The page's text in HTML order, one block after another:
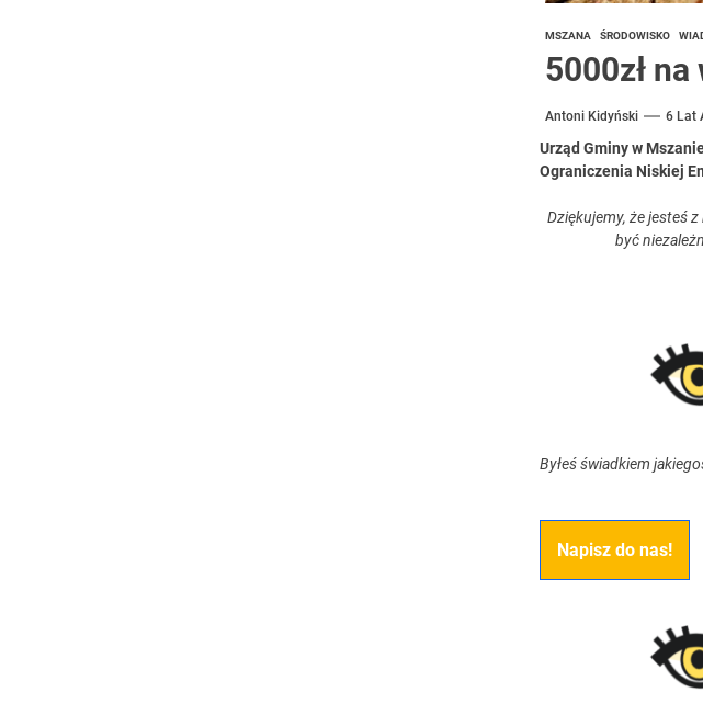
MSZANA ŚRODOWISKO
5000zł
Antoni Kidyński 6 Lat
Urząd Gminy w
Ograniczenia Niskiej
Dziękujemy, że jesteś
być
Byłeś świadkiem
Napisz do nas!